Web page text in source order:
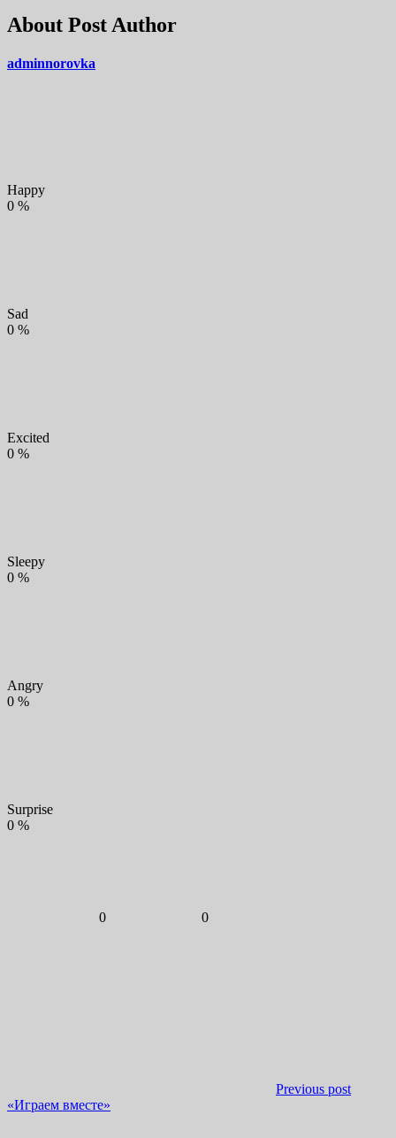
About Post Author
adminnorovka
Happy
0 %
Sad
0 %
Excited
0 %
Sleepy
0 %
Angry
0 %
Surprise
0 %
0 0
Previous post
«Играем вместе»